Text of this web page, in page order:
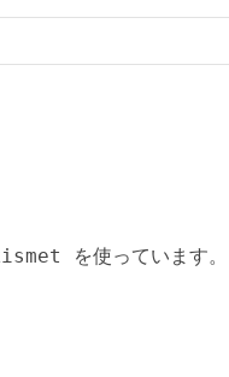
を使っています。